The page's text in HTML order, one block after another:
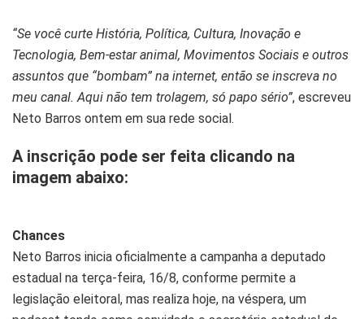
“Se você curte História, Política, Cultura, Inovação e
Tecnologia, Bem-estar animal, Movimentos Sociais e outros
assuntos que “bombam” na internet, então se inscreva no
meu canal. Aqui não tem trolagem, só papo sério”, escreveu
Neto Barros ontem em sua rede social.
A inscrição pode ser feita clicando na
imagem abaixo:
Chances
Neto Barros inicia oficialmente a campanha a deputado
estadual na terça-feira, 16/8, conforme permite a
legislação eleitoral, mas realiza hoje, na véspera, um